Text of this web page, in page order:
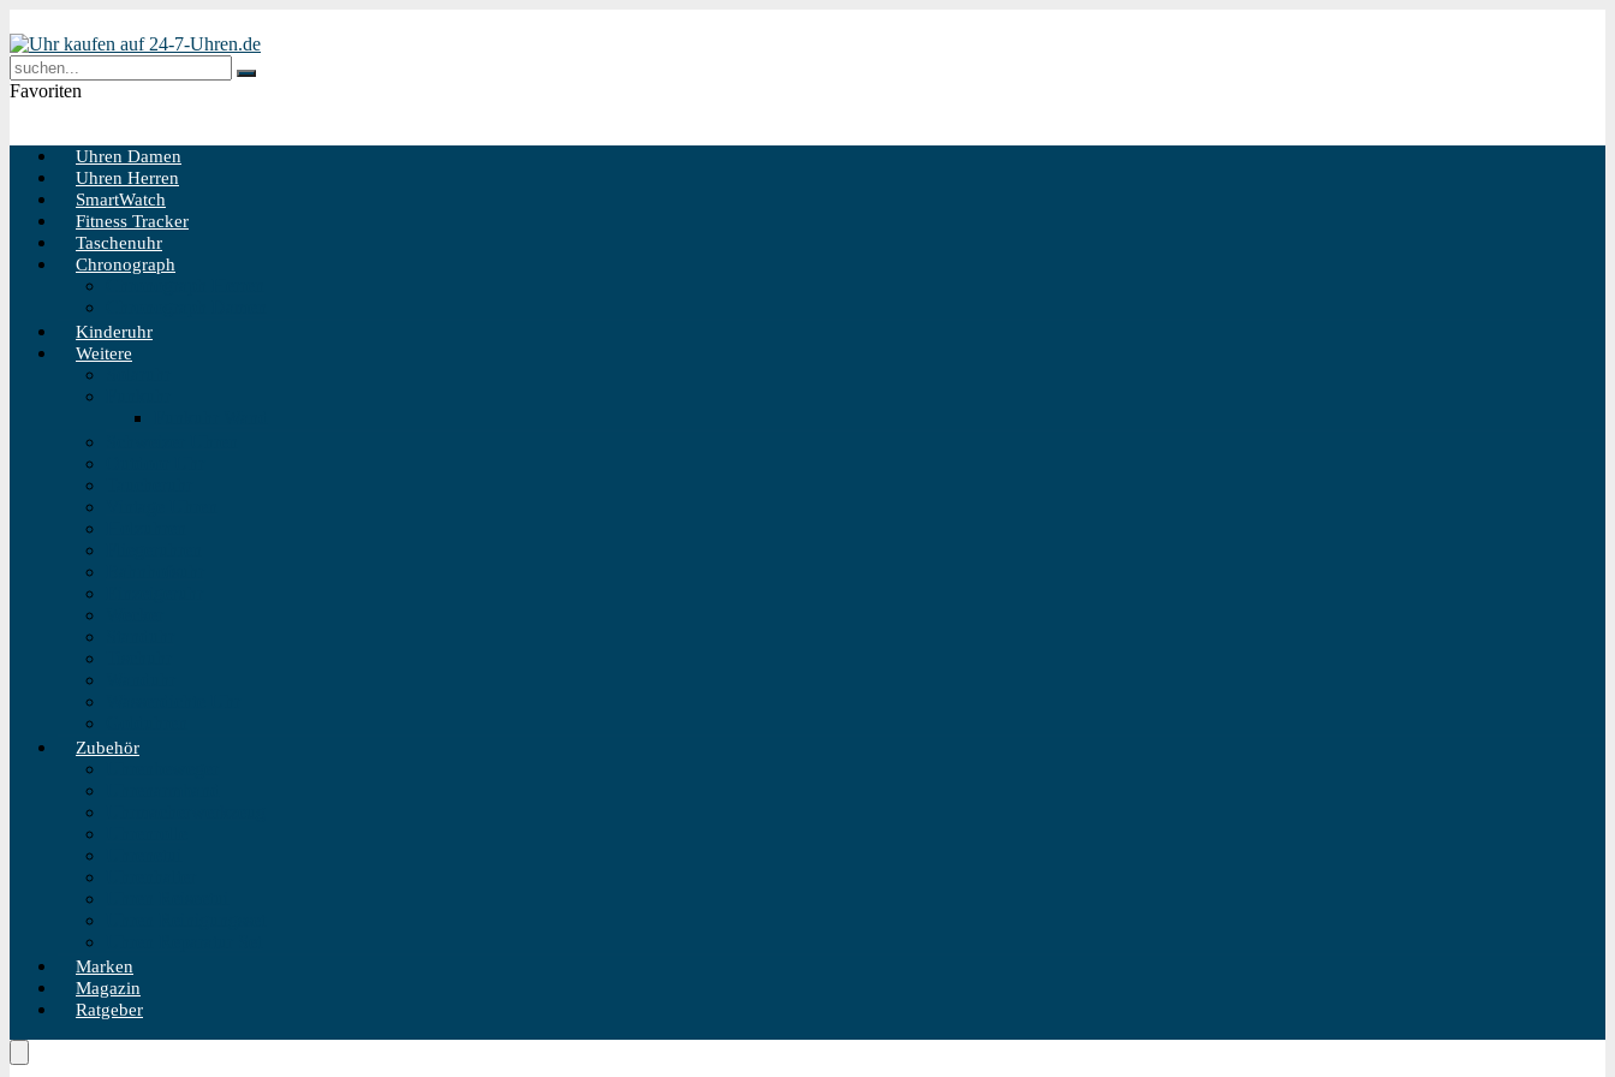
Favoriten
Uhren Damen
Uhren Herren
SmartWatch
Fitness Tracker
Taschenuhr
Chronograph
Kinderuhr
Weitere
Zubehör
Marken
Magazin
Ratgeber